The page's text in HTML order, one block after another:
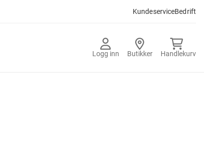
KundeserviceBedrift
Logg inn Butikker Handlekurv